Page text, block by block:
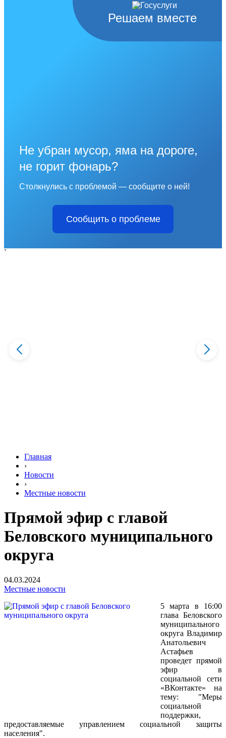
Решаем вместе
Не убран мусор, яма на дороге,
не горит фонарь?
Столкнулись с проблемой — сообщите о ней!
Сообщить о проблеме
`
Главная
›
Новости
›
Местные новости
Прямой эфир с главой
Беловского муниципального
округа
04.03.2024
Местные новости
5 марта в 16:00
глава Беловского
муниципального
округа Владимир
Анатольевич
Астафьев
проведет прямой
эфир в
социальной сети
«ВКонтакте» на
тему: "Меры
социальной
поддержки,
предоставляемые управлением социальной защиты
населения".